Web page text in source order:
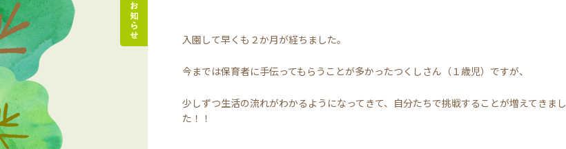
入園して早くも２か月が経ちました。
今までは保育者に手伝ってもらうことが多かったつくしさん（１歳児）ですが、
少しずつ生活の流れがわかるようになってきて、自分たちで挑戦することが増えてきまし
た！！